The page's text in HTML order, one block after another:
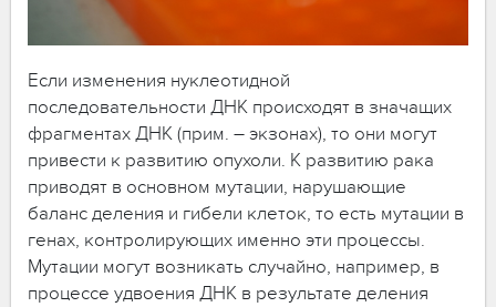
Если изменения нуклеотидной
последовательности ДНК происходят в значащих
фрагментах ДНК (прим. – экзонах), то они могут
привести к развитию опухоли. К развитию рака
приводят в основном мутации, нарушающие
баланс деления и гибели клеток, то есть мутации в
генах, контролирующих именно эти процессы.
Мутации могут возникать случайно, например, в
процессе удвоения ДНК в результате деления